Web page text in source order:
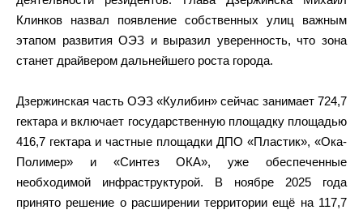
Клинков назвал появление собственных улиц важным
этапом развития ОЭЗ и выразил уверенность, что зона
станет драйвером дальнейшего роста города.
Дзержинская часть ОЭЗ «Кулибин» сейчас занимает 724,7
гектара и включает государственную площадку площадью
416,7 гектара и частные площадки ДПО «Пластик», «Ока-
Полимер» и «Синтез ОКА», уже обеспеченные
необходимой инфраструктурой. В ноябре 2025 года
принято решение о расширении территории ещё на 117,7